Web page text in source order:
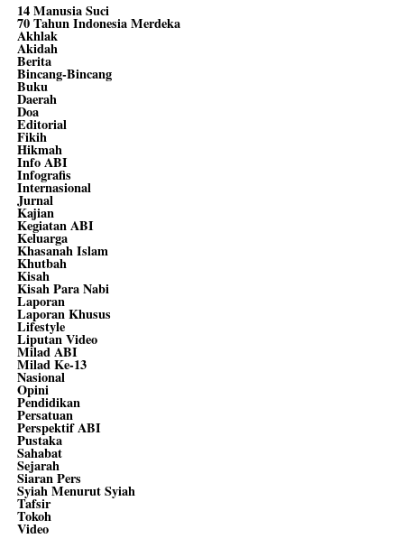
14 Manusia Suci
70 Tahun Indonesia Merdeka
Akhlak
Akidah
Berita
Bincang-Bincang
Buku
Daerah
Doa
Editorial
Fikih
Hikmah
Info ABI
Infografis
Internasional
Jurnal
Kajian
Kegiatan ABI
Keluarga
Khasanah Islam
Khutbah
Kisah
Kisah Para Nabi
Laporan
Laporan Khusus
Lifestyle
Liputan Video
Milad ABI
Milad Ke-13
Nasional
Opini
Pendidikan
Persatuan
Perspektif ABI
Pustaka
Sahabat
Sejarah
Siaran Pers
Syiah Menurut Syiah
Tafsir
Tokoh
Video